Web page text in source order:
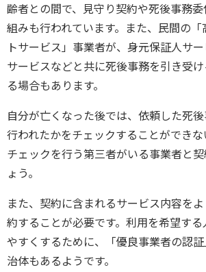
齢者との間で、見守り契約や死後事務
組みも行われています。また、民間の
トサービス」事業者が、身元保証人サ
サービスなどと共に死後事務を引き受
る場合もあります。
自分が亡くなった後では、依頼した死
行われたかをチェックすることができ
チェックを行う第三者がいる事業者と
ょう。
また、契約に含まれるサービス内容を
約することが必要です。利用を希望す
やすくするために、「優良事業者の認
治体もあるようです。